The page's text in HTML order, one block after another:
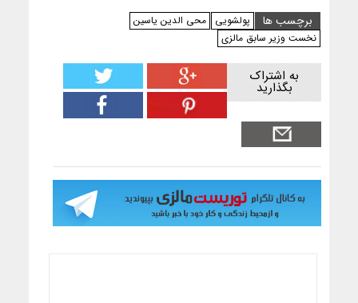
برچسب ها
پولشویی
محی الدین یاسین
نخست وزیر سابق مالزی
به اشتراک
بگذارید